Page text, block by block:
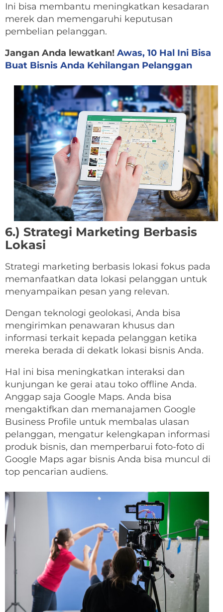
Ini bisa membantu meningkatkan kesadaran
merek dan memengaruhi keputusan
pembelian pelanggan.
Jangan Anda lewatkan! Awas, 10 Hal Ini Bisa
Buat Bisnis Anda Kehilangan Pelanggan
6.) Strategi Marketing Berbasis
Lokasi
Strategi marketing berbasis lokasi fokus pada
memanfaatkan data lokasi pelanggan untuk
menyampaikan pesan yang relevan.
Dengan teknologi geolokasi, Anda bisa
mengirimkan penawaran khusus dan
informasi terkait kepada pelanggan ketika
mereka berada di dekatk lokasi bisnis Anda.
Hal ini bisa meningkatkan interaksi dan
kunjungan ke gerai atau toko offline Anda.
Anggap saja Google Maps. Anda bisa
mengaktifkan dan memanajamen Google
Business Profile untuk membalas ulasan
pelanggan, mengatur kelengkapan informasi
produk bisnis, dan memperbarui foto-foto di
Google Maps agar bisnis Anda bisa muncul di
top pencarian audiens.